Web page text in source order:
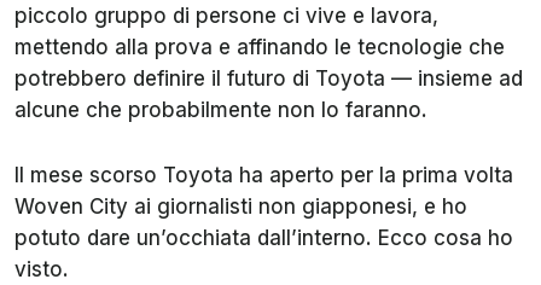
piccolo gruppo di persone ci vive e lavora,
mettendo alla prova e affinando le tecnologie che
potrebbero definire il futuro di Toyota — insieme ad
alcune che probabilmente non lo faranno.
Il mese scorso Toyota ha aperto per la prima volta
Woven City ai giornalisti non giapponesi, e ho
potuto dare un’occhiata dall’interno. Ecco cosa ho
visto.